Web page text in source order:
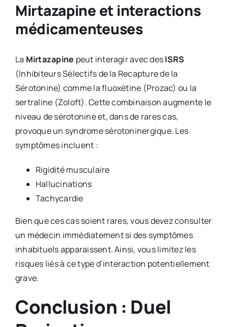
Mirtazapine et interactions
médicamenteuses
La Mirtazapine peut interagir avec desISRS
(Inhibiteurs Sélectifs de la Recapture de la
Sérotonine) comme la fluoxétine (Prozac) ou la
sertraline (Zoloft). Cette combinaison augmente le
niveau de sérotonine et, dans de rares cas,
provoque un syndrome sérotoninergique. Les
symptômes incluent :
Rigidité musculaire
Hallucinations
Tachycardie
Bien que ces cas soient rares, vous devez consulter
un médecin immédiatement si des symptômes
inhabituels apparaissent. Ainsi, vous limitez les
risques liés à ce type d’interaction potentiellement
grave.
Conclusion : Duel